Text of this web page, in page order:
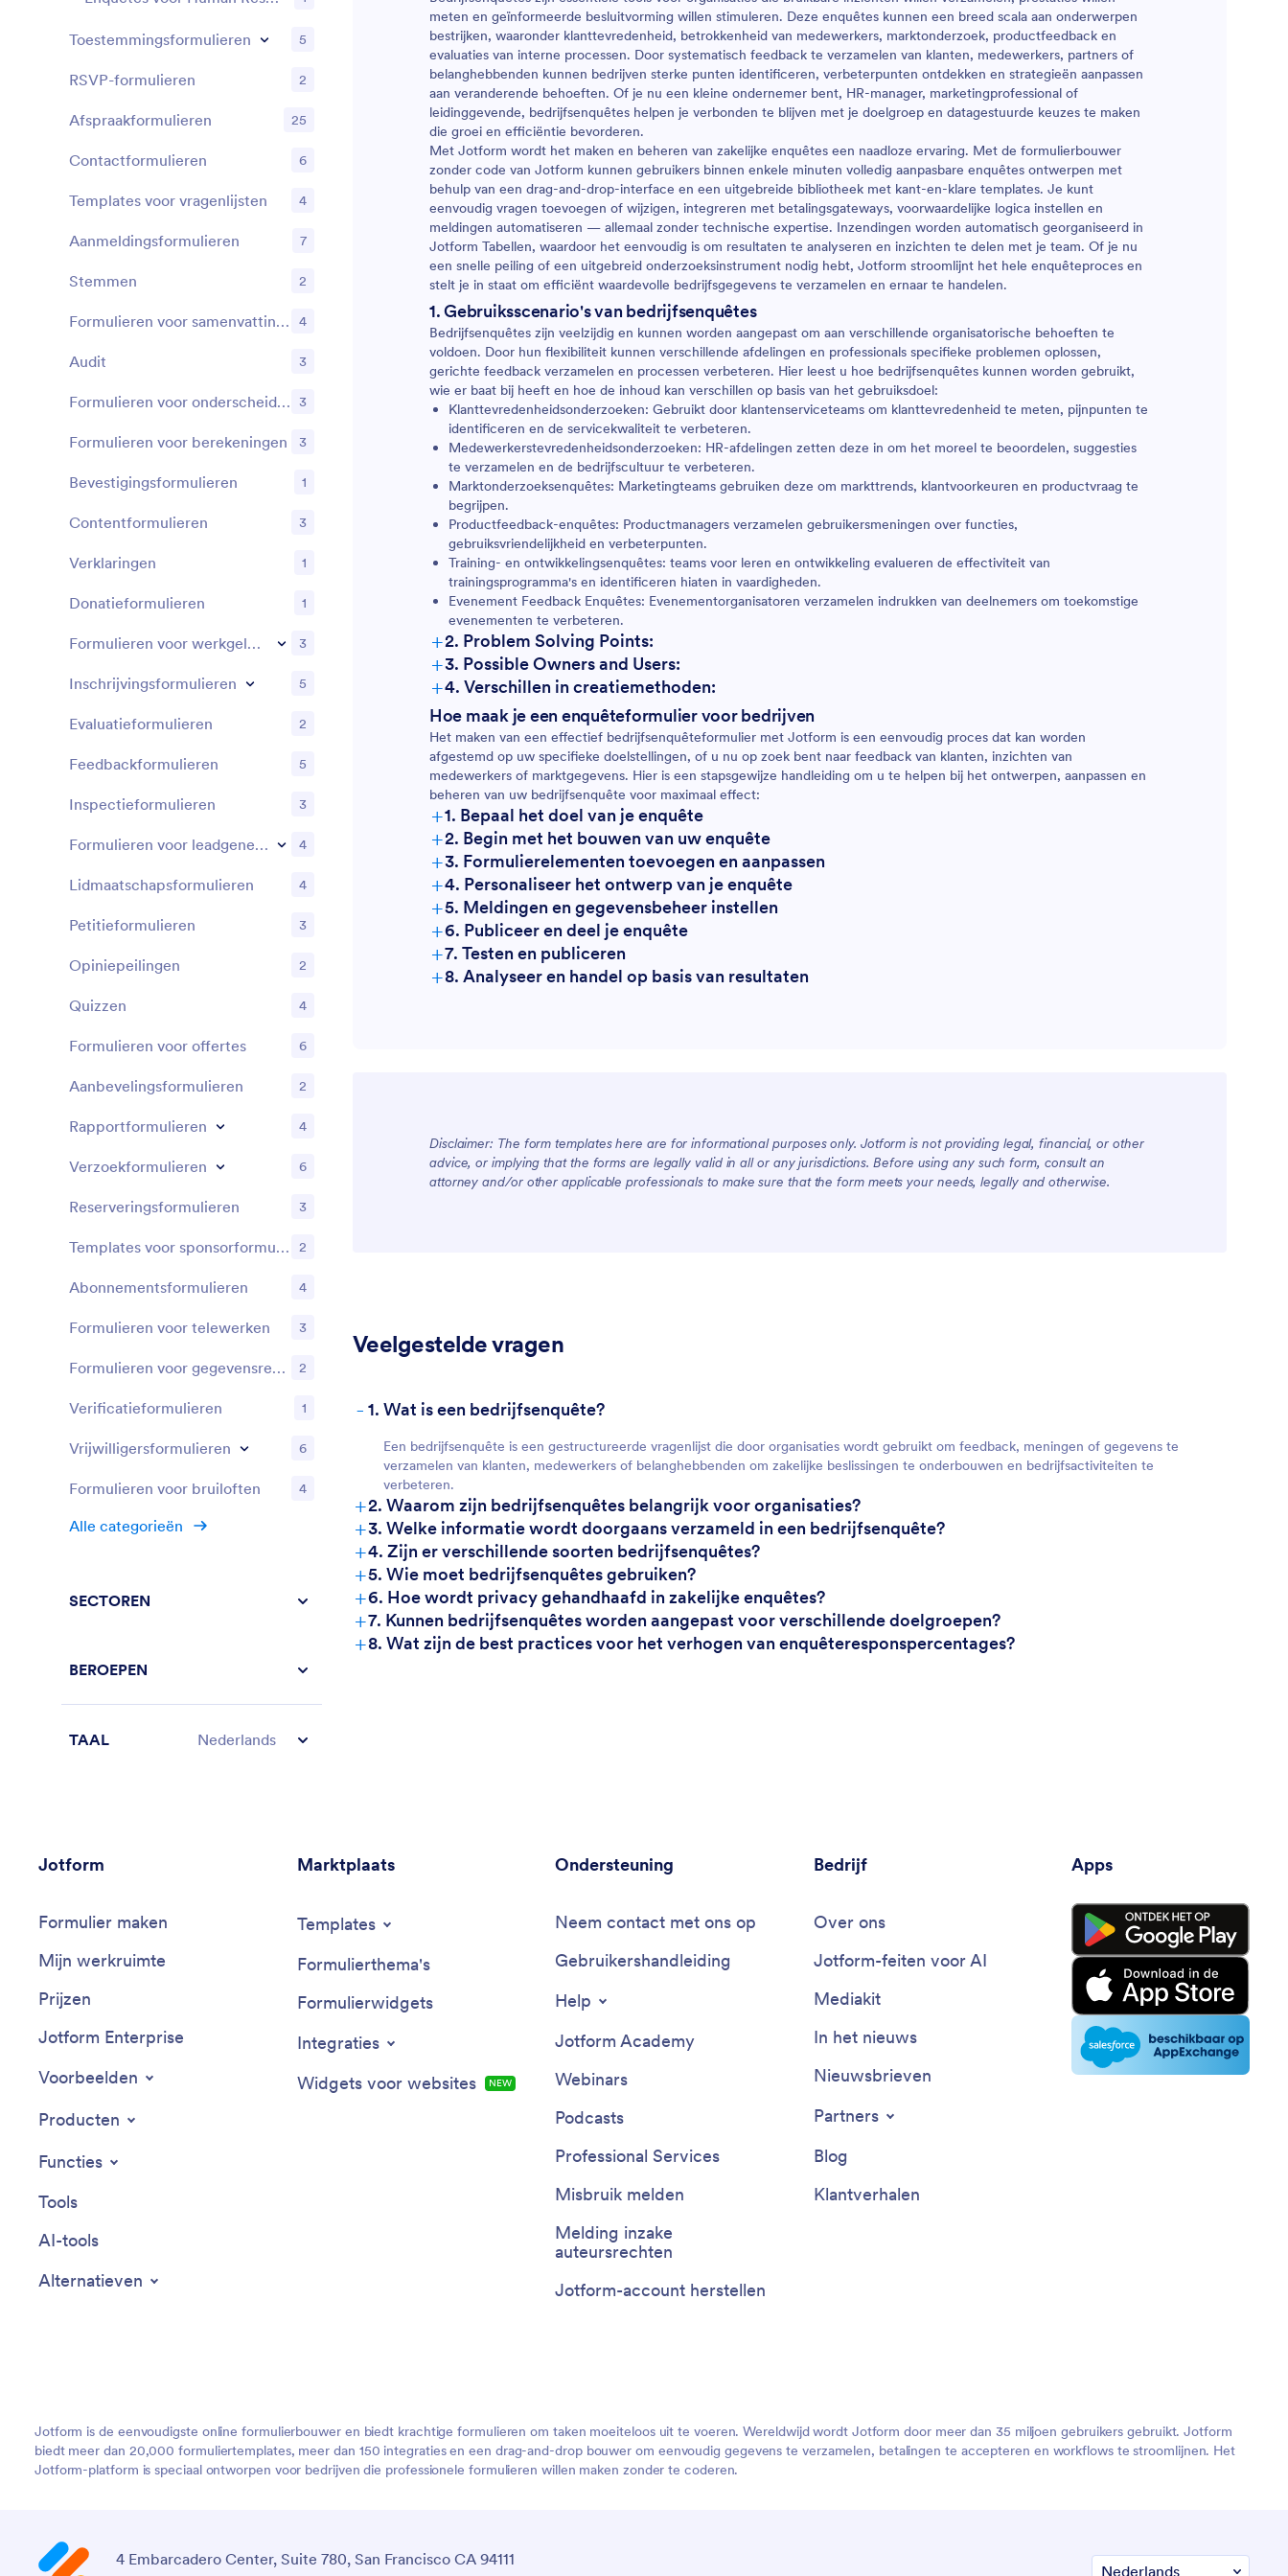
bevat al vragen om je medewerkers beter
te leren kennen. Je kunt ook eenvoudig
meer vragen toevoegen, je logo uploaden
of het ontwerp van de enquête wijzigen.
Door de Jotform Formulierbouwer te
gebruiken, kun je de template binnen een
paar klikken volledig op je behoeften
afstemmen zonder te coderen. Je kunt uit
meer dan 100 gratis integraties kiezen om
ingevulde formulieren automatisch met
andere accounts, waaronder Airtable,
Google Drive, Dropbox, Trello, Slack en
meer te synchroniseren. Gebruik deze
gratis template om de antwoorden van
medewerkers online te verzamelen en tijd
formulier gebruiken om de tevredenheid te
meten of vanaf nul beginnen en een geheel
nieuwe enquête maken!
meten en geïnformeerde besluitvorming willen stimuleren. Deze enquêtes kunnen een breed scala aan onderwerpen
bestrijken, waaronder klanttevredenheid, betrokkenheid van medewerkers, marktonderzoek, productfeedback en
evaluaties van interne processen. Door systematisch feedback te verzamelen van klanten, medewerkers, partners of
belanghebbenden kunnen bedrijven sterke punten identificeren, verbeterpunten ontdekken en strategieën aanpassen
aan veranderende behoeften. Of je nu een kleine ondernemer bent, HR-manager, marketingprofessional of
leidinggevende, bedrijfsenquêtes helpen je verbonden te blijven met je doelgroep en datagestuurde keuzes te maken
die groei en efficiëntie bevorderen.
Met Jotform wordt het maken en beheren van zakelijke enquêtes een naadloze ervaring. Met de formulierbouwer
zonder code van Jotform kunnen gebruikers binnen enkele minuten volledig aanpasbare enquêtes ontwerpen met
behulp van een drag-and-drop-interface en een uitgebreide bibliotheek met kant-en-klare templates. Je kunt
eenvoudig vragen toevoegen of wijzigen, integreren met betalingsgateways, voorwaardelijke logica instellen en
meldingen automatiseren — allemaal zonder technische expertise. Inzendingen worden automatisch georganiseerd in
Jotform Tabellen, waardoor het eenvoudig is om resultaten te analyseren en inzichten te delen met je team. Of je nu
een snelle peiling of een uitgebreid onderzoeksinstrument nodig hebt, Jotform stroomlijnt het hele enquêteproces en
stelt je in staat om efficiënt waardevolle bedrijfsgegevens te verzamelen en ernaar te handelen.
1. Gebruiksscenario's van bedrijfsenquêtes
Bedrijfsenquêtes zijn veelzijdig en kunnen worden aangepast om aan verschillende organisatorische behoeften te
voldoen. Door hun flexibiliteit kunnen verschillende afdelingen en professionals specifieke problemen oplossen,
gerichte feedback verzamelen en processen verbeteren. Hier leest u hoe bedrijfsenquêtes kunnen worden gebruikt,
wie er baat bij heeft en hoe de inhoud kan verschillen op basis van het gebruiksdoel:
Klanttevredenheidsonderzoeken: Gebruikt door klantenserviceteams om klanttevredenheid te meten, pijnpunten te
identificeren en de servicekwaliteit te verbeteren.
Medewerkerstevredenheidsonderzoeken: HR-afdelingen zetten deze in om het moreel te beoordelen, suggesties
te verzamelen en de bedrijfscultuur te verbeteren.
Marktonderzoeksenquêtes: Marketingteams gebruiken deze om markttrends, klantvoorkeuren en productvraag te
begrijpen.
Productfeedback-enquêtes: Productmanagers verzamelen gebruikersmeningen over functies,
gebruiksvriendelijkheid en verbeterpunten.
Training- en ontwikkelingsenquêtes: teams voor leren en ontwikkeling evalueren de effectiviteit van
trainingsprogramma's en identificeren hiaten in vaardigheden.
Evenement Feedback Enquêtes: Evenementorganisatoren verzamelen indrukken van deelnemers om toekomstige
evenementen te verbeteren.
+2. Problem Solving Points:
+3. Possible Owners and Users:
+4. Verschillen in creatiemethoden:
Hoe maak je een enquêteformulier voor bedrijven
Het maken van een effectief bedrijfsenquêteformulier met Jotform is een eenvoudig proces dat kan worden
afgestemd op uw specifieke doelstellingen, of u nu op zoek bent naar feedback van klanten, inzichten van
medewerkers of marktgegevens. Hier is een stapsgewijze handleiding om u te helpen bij het ontwerpen, aanpassen en
beheren van uw bedrijfsenquête voor maximaal effect:
+1. Bepaal het doel van je enquête
+2. Begin met het bouwen van uw enquête
+3. Formulierelementen toevoegen en aanpassen
+4. Personaliseer het ontwerp van je enquête
+5. Meldingen en gegevensbeheer instellen
+6. Publiceer en deel je enquête
+7. Testen en publiceren
+8. Analyseer en handel op basis van resultaten
Disclaimer: The form templates here are for informational purposes only. Jotform is not providing legal, financial, or other
advice, or implying that the forms are legally valid in all or any jurisdictions. Before using any such form, consult an
attorney and/or other applicable professionals to make sure that the form meets your needs, legally and otherwise.
Veelgestelde vragen
- 1. Wat is een bedrijfsenquête?
Een bedrijfsenquête is een gestructureerde vragenlijst die door organisaties wordt gebruikt om feedback, meningen of gegevens te
verzamelen van klanten, medewerkers of belanghebbenden om zakelijke beslissingen te onderbouwen en bedrijfsactiviteiten te
verbeteren.
+2. Waarom zijn bedrijfsenquêtes belangrijk voor organisaties?
+3. Welke informatie wordt doorgaans verzameld in een bedrijfsenquête?
+4. Zijn er verschillende soorten bedrijfsenquêtes?
+5. Wie moet bedrijfsenquêtes gebruiken?
+6. Hoe wordt privacy gehandhaafd in zakelijke enquêtes?
+7. Kunnen bedrijfsenquêtes worden aangepast voor verschillende doelgroepen?
+8. Wat zijn de best practices voor het verhogen van enquêteresponspercentages?
Toestemmingsformulieren 5
RSVP-formulieren 2
Afspraakformulieren 25
Contactformulieren 6
Templates voor vragenlijsten 4
Aanmeldingsformulieren 7
Stemmen 2
Formulieren voor samenvattingen 4
Audit 3
Formulieren voor onderscheidingen 3
Formulieren voor berekeningen 3
Bevestigingsformulieren 1
Contentformulieren 3
Verklaringen 1
Donatieformulieren 1
Formulieren voor werkgelegenheid 3
Inschrijvingsformulieren 5
Evaluatieformulieren 2
Feedbackformulieren 5
Inspectieformulieren 3
Formulieren voor leadgeneratie 4
Lidmaatschapsformulieren 4
Petitieformulieren 3
Opiniepeilingen 2
Quizzen 4
Formulieren voor offertes 6
Aanbevelingsformulieren 2
Rapportformulieren 4
Verzoekformulieren 6
Reserveringsformulieren 3
Templates voor sponsorformulieren 2
Abonnementsformulieren 4
Formulieren voor telewerken 3
Formulieren voor gegevensregistratie 2
Verificatieformulieren 1
Vrijwilligersformulieren 6
Formulieren voor bruiloften 4
Alle categorieën
SECTOREN
BEROEPEN
TAAL Nederlands
Jotform
Formulier maken
Mijn werkruimte
Prijzen
Jotform Enterprise
Voorbeelden
Producten
Functies
Tools
AI-tools
Alternatieven
Marktplaats
Templates
Formulierthema's
Formulierwidgets
Integraties
Widgets voor websites
NIEUW
Ondersteuning
Neem contact met ons op
Gebruikershandleiding
Help
Jotform Academy
Webinars
Podcasts
Professional Services
Misbruik melden
Melding inzake
auteursrechten
Jotform-account herstellen
Bedrijf
Over ons
Jotform-feiten voor AI
Mediakit
In het nieuws
Nieuwsbrieven
Partners
Blog
Klantverhalen
Apps
Jotform is de eenvoudigste online formulierbouwer en biedt krachtige formulieren om taken moeiteloos uit te voeren. Wereldwijd wordt Jotform door meer dan 35 miljoen gebruikers gebruikt. Jotform
biedt meer dan 20,000 formuliertemplates, meer dan 150 integraties en een drag-and-drop bouwer om eenvoudig gegevens te verzamelen, betalingen te accepteren en workflows te stroomlijnen. Het
Jotform-platform is speciaal ontworpen voor bedrijven die professionele formulieren willen maken zonder te coderen.
4 Embarcadero Center, Suite 780, San Francisco CA 94111